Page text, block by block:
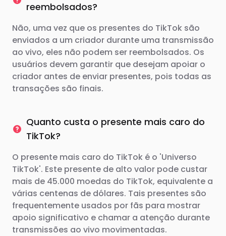
reembolsados?
Não, uma vez que os presentes do TikTok são
enviados a um criador durante uma transmissão
ao vivo, eles não podem ser reembolsados. Os
usuários devem garantir que desejam apoiar o
criador antes de enviar presentes, pois todas as
transações são finais.
Quanto custa o presente mais caro do
TikTok?
O presente mais caro do TikTok é o 'Universo
TikTok'. Este presente de alto valor pode custar
mais de 45.000 moedas do TikTok, equivalente a
várias centenas de dólares. Tais presentes são
frequentemente usados ​​por fãs para mostrar
apoio significativo e chamar a atenção durante
transmissões ao vivo movimentadas.